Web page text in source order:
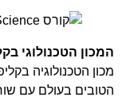
המכון הטכנולוגי
הטובים בעולם עם